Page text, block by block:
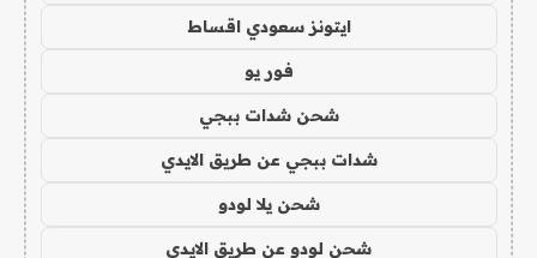
ايتونز سعودي اقساط
فور يو
شحن شدات ببجي
شدات ببجي عن طريق الايدي
شحن يلا لودو
شحن لودو عن طريق الايدي